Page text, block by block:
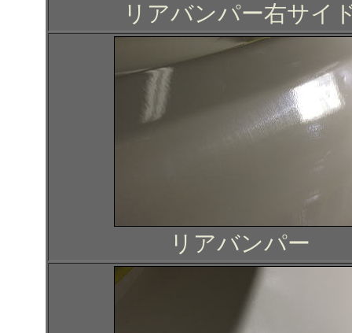
リアバンパー右サイ
リアバンパー